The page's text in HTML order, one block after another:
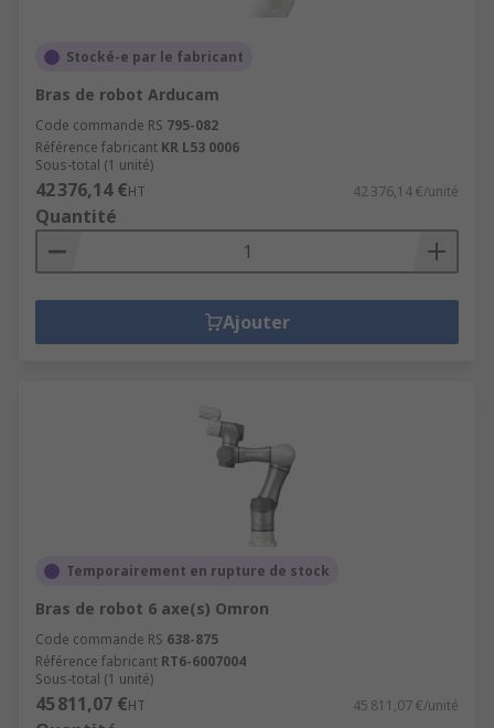
Stocké-e par le fabricant
Bras de robot Arducam
Code commande RS 795-082
Référence fabricant KR L53 0006
Sous-total (1 unité)
42 376,14 €HT 42 376,14 €/unité
Quantité
Ajouter
Temporairement en rupture de stock
Bras de robot 6 axe(s) Omron
Code commande RS 638-875
Référence fabricant RT6-6007004
Sous-total (1 unité)
45 811,07 €HT 45 811,07 €/unité